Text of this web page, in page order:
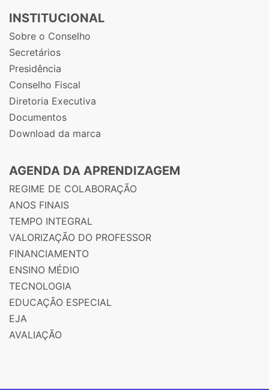
INSTITUCIONAL
Sobre o Conselho
Secretários
Presidência
Conselho Fiscal
Diretoria Executiva
Documentos
Download da marca
AGENDA DA APRENDIZAGEM
REGIME DE COLABORAÇÃO
ANOS FINAIS
TEMPO INTEGRAL
VALORIZAÇÃO DO PROFESSOR
FINANCIAMENTO
ENSINO MÉDIO
TECNOLOGIA
EDUCAÇÃO ESPECIAL
EJA
AVALIAÇÃO